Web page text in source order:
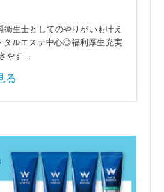
生士としてのやりがいも叶え
タルエステ中心◎福利厚生充実
やす...
る